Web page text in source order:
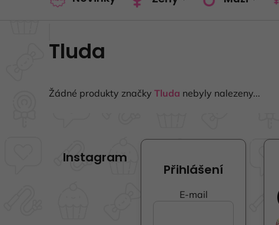
Tluda
Žádné produkty značky Tluda nebyly nalezeny...
Instagram
Přihlášení
E-mail